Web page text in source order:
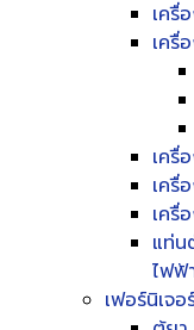
เครื่
เครื่
เครื่
เครื่
เครื่
แท่น
ไฟฟ้
เฟอร์นิเจ